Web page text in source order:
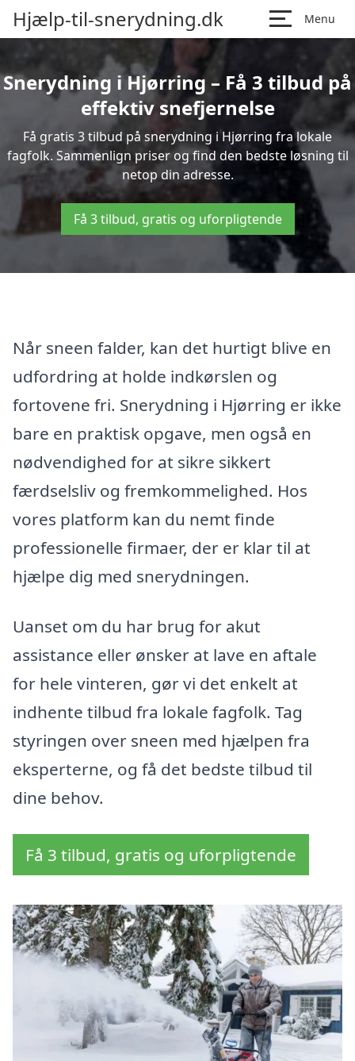
Hjælp-til-snerydning.dk Menu
Snerydning i Hjørring – Få 3 tilbud på
effektiv snefjernelse
Få gratis 3 tilbud på snerydning i Hjørring fra lokale
fagfolk. Sammenlign priser og find den bedste løsning til
netop din adresse.
Få 3 tilbud, gratis og uforpligtende
Når sneen falder, kan det hurtigt blive en
udfordring at holde indkørslen og
fortovene fri. Snerydning i Hjørring er ikke
bare en praktisk opgave, men også en
nødvendighed for at sikre sikkert
færdselsliv og fremkommelighed. Hos
vores platform kan du nemt finde
professionelle firmaer, der er klar til at
hjælpe dig med snerydningen.
Uanset om du har brug for akut
assistance eller ønsker at lave en aftale
for hele vinteren, gør vi det enkelt at
indhente tilbud fra lokale fagfolk. Tag
styringen over sneen med hjælpen fra
eksperterne, og få det bedste tilbud til
dine behov.
Få 3 tilbud, gratis og uforpligtende